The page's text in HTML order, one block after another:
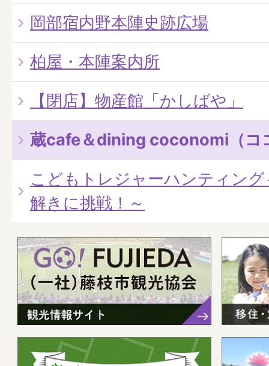
岡部宿内野本陣史跡広場
柏屋・本陣案内所
【閉店】物産館「かしばや」
蔵cafe＆dining coconomi（コ
こどもトレジャーハンティン
解きに挑戦！～